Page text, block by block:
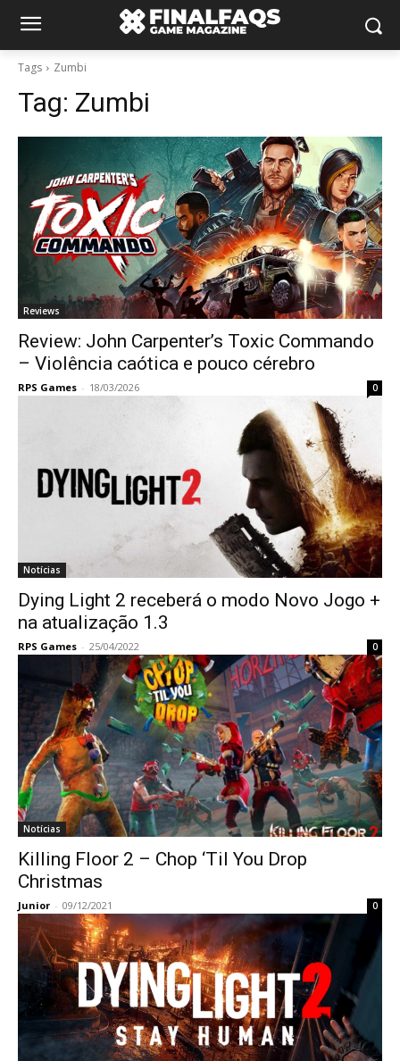
Tags Zumbi
Tag: Zumbi
Reviews
Review: John Carpenter’s Toxic Commando
– Violência caótica e pouco cérebro
RPS Games - 18/03/2026 0
Notícias
Dying Light 2 receberá o modo Novo Jogo +
na atualização 1.3
RPS Games - 25/04/2022 0
Notícias
Killing Floor 2 – Chop ‘Til You Drop
Christmas
Junior - 09/12/2021 0